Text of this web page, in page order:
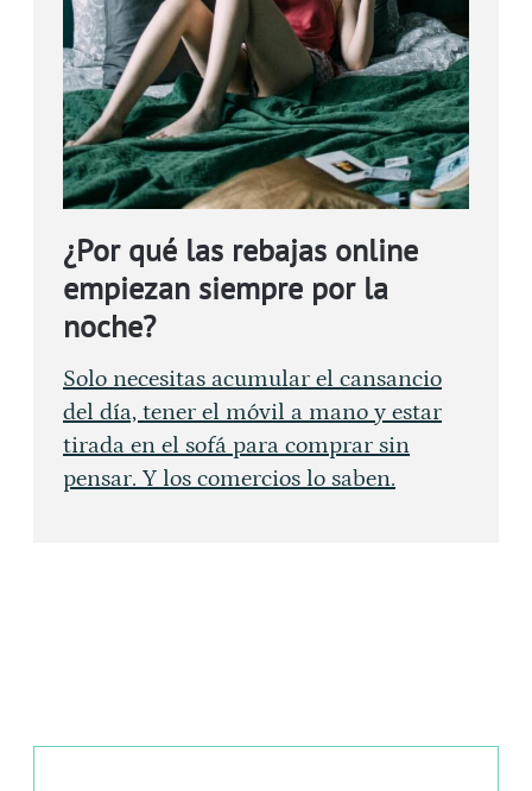
¿Por qué las rebajas online
empiezan siempre por la
noche?
Solo necesitas acumular el cansancio
del día, tener el móvil a mano y estar
tirada en el sofá para comprar sin
pensar. Y los comercios lo saben.